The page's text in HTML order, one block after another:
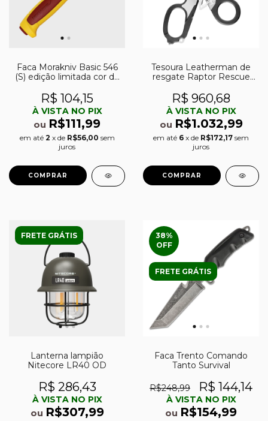
Faca Morakniv Basic 546
(S) edição limitada cor do
R$ 104,15
À VISTA NO PIX
ou R$111,99
em até 2 x de R$56,00 sem
juros
Tesoura Leatherman de
resgate Raptor Rescue
R$ 960,68
À VISTA NO PIX
ou R$1.032,99
em até 6 x de R$172,17 sem
juros
FRETE GRÁTIS
Lanterna lampião
Nitecore LR40 OD
R$ 286,43
À VISTA NO PIX
ou R$307,99
38%
OFF
FRETE GRÁTIS
Faca Trento Comando
Tanto Survival
R$248,99 R$ 144,14
À VISTA NO PIX
ou R$154,99